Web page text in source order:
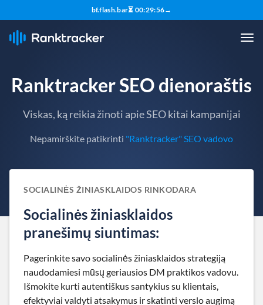
bf.flash.bar⏳ 00:29:55→
Ranktracker SEO dienoraštis
Viskas, ką reikia žinoti apie SEO kitai kampanijai
Nepamirškite patikrinti "Ranktracker" SEO vadovo
SOCIALINĖS ŽINIASKLAIDOS RINKODARA
Socialinės žiniasklaidos
pranešimų siuntimas:
Pagerinkite savo socialinės žiniasklaidos strategiją
naudodamiesi mūsų geriausios DM praktikos vadovu.
Išmokite kurti autentiškus santykius su klientais,
efektyviai valdyti atsakymus ir skatinti verslo augimą